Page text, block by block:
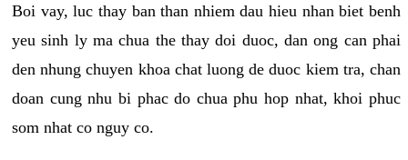
Boi vay, luc thay ban than nhiem dau hieu nhan biet benh
yeu sinh ly ma chua the thay doi duoc, dan ong can phai
den nhung chuyen khoa chat luong de duoc kiem tra, chan
doan cung nhu bi phac do chua phu hop nhat, khoi phuc
som nhat co nguy co.